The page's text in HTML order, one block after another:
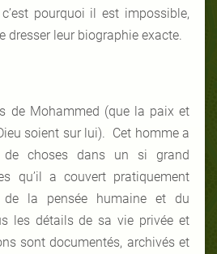
pourquoi il est impossible,
dresser leur biographie exacte.
de Mohammed (que la paix et
soient sur lui). Cet homme a
de choses dans un si grand
qu’il a couvert pratiquement
de la pensée humaine et du
les détails de sa vie privée et
sont documentés, archivés et